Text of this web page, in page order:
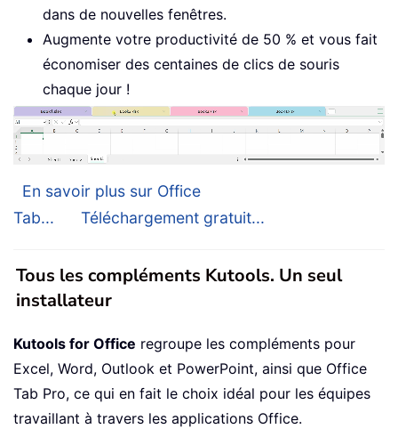
dans de nouvelles fenêtres.
Augmente votre productivité de 50 % et vous fait
économiser des centaines de clics de souris
chaque jour !
En savoir plus sur Office
Tab...
Téléchargement gratuit...
Tous les compléments Kutools. Un seul
installateur
Kutools for Office regroupe les compléments pour
Excel, Word, Outlook et PowerPoint, ainsi que Office
Tab Pro, ce qui en fait le choix idéal pour les équipes
travaillant à travers les applications Office.